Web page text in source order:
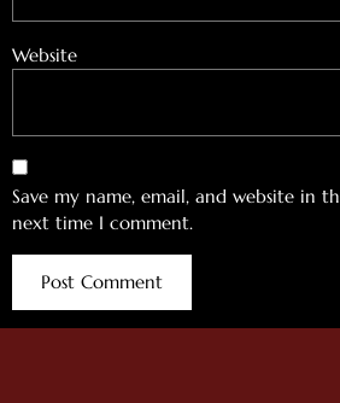
Website
Save my name, email, and website in
next time I comment.